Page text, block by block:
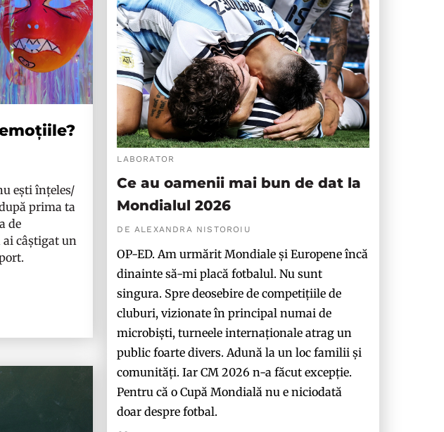
ești înțeles/
prima ta
de
ai câștigat un
LABORATOR
Ce au oamenii mai bun de dat la
Mondialul 2026
DE ALEXANDRA NISTOROIU
OP-ED. Am urmărit Mondiale și Europene încă
dinainte să-mi placă fotbalul. Nu sunt
singura. Spre deosebire de competițiile de
cluburi, vizionate în principal numai de
microbiști, turneele internaționale atrag un
public foarte divers. Adună la un loc familii și
comunități. Iar CM 2026 n-a făcut excepție.
Pentru că o Cupă Mondială nu e niciodată
doar despre fotbal.